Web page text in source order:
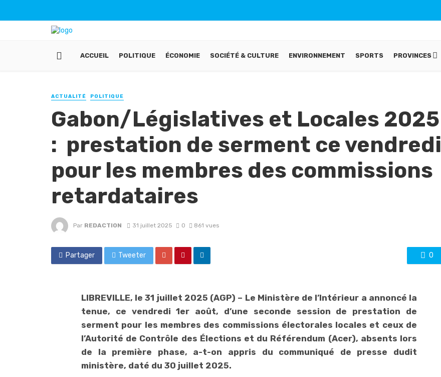
ACCUEIL POLITIQUE ÉCONOMIE SOCIÉTÉ & CULTURE ENVIRONNEMENT SPORTS PROVINCES
ACTUALITÉ POLITIQUE
Gabon/Législatives et Locales 2025
: prestation de serment ce vendredi
pour les membres des commissions
retardataires
Par REDACTION 31 juillet 2025 0 861 vues
Partager Tweeter 0
LIBREVILLE, le 31 juillet 2025 (AGP) – Le Ministère de l’Intérieur a annoncé la
tenue, ce vendredi 1er août, d’une seconde session de prestation de
serment pour les membres des commissions électorales locales et ceux de
l’Autorité de Contrôle des Élections et du Référendum (Acer), absents lors
de la première phase, a-t-on appris du communiqué de presse dudit
ministère, daté du 30 juillet 2025.